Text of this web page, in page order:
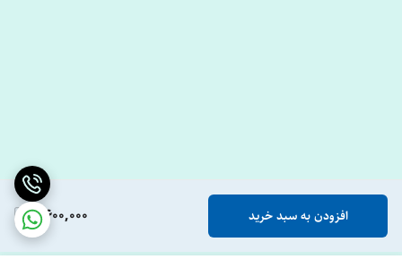
2,600,000 افزودن به سبد خرید